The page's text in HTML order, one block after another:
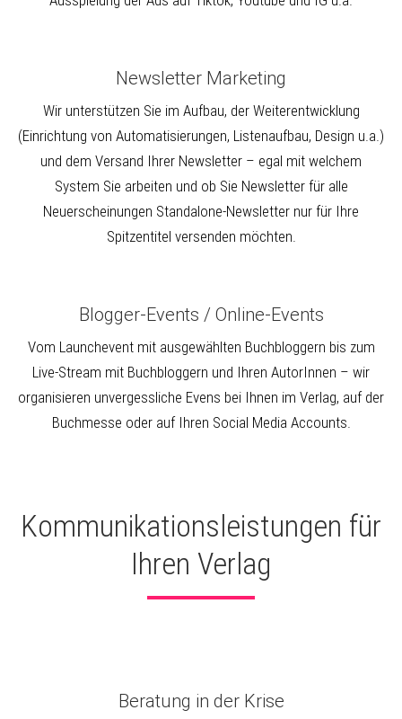
Newsletter Marketing
Wir unterstützen Sie im Aufbau, der Weiterentwicklung
(Einrichtung von Automatisierungen, Listenaufbau, Design u.a.)
und dem Versand Ihrer Newsletter – egal mit welchem
System Sie arbeiten und ob Sie Newsletter für alle
Neuerscheinungen Standalone-Newsletter nur für Ihre
Spitzentitel versenden möchten.
Blogger-Events / Online-Events
Vom Launchevent mit ausgewählten Buchbloggern bis zum
Live-Stream mit Buchbloggern und Ihren AutorInnen – wir
organisieren unvergessliche Evens bei Ihnen im Verlag, auf der
Buchmesse oder auf Ihren Social Media Accounts.
Kommunikationsleistungen für
Ihren Verlag
Beratung in der Krise